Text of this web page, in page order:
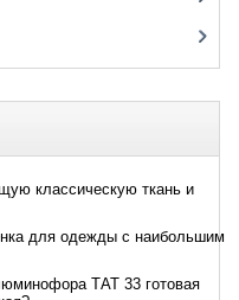
классическую ткань и
для одежды с наибольшим
ТАТ 33 готовая